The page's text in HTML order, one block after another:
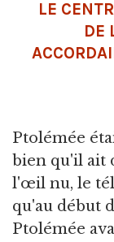
LE
DE
Ptolémée
bien qu'il ait
l'œil nu, le
qu'au début
Ptolémée